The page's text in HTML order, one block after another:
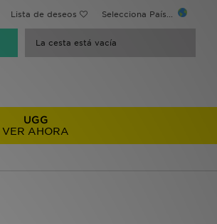
Lista de deseos Selecciona País...
La cesta está vacía
UGG
VER AHORA